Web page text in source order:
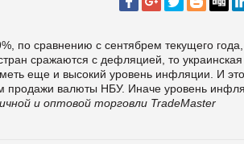
по сравнению с сентябрем текущего
сражаются с дефляцией, то украинская
еще и высокий уровень инфляции. И это
продажи валюты НБУ. Иначе уровень
и оптовой торговли TradeMaster